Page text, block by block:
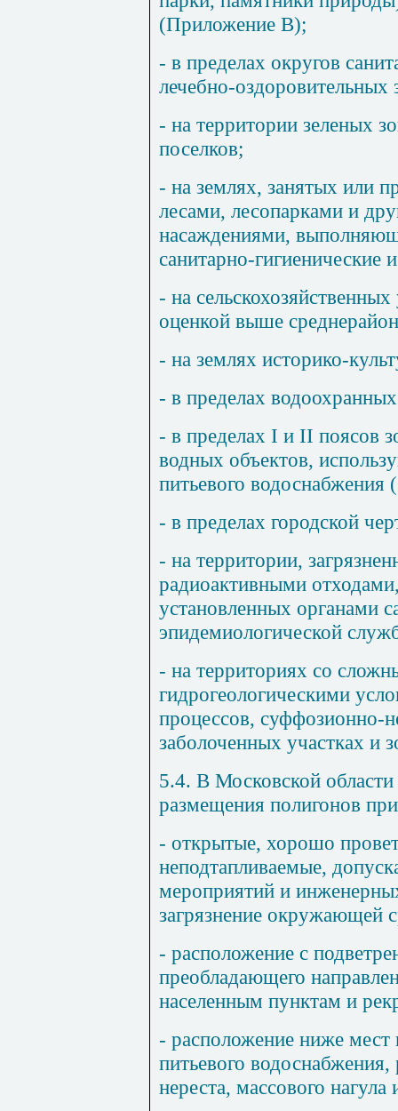
(Приложение В);
- в пределах округов
лечебно-оздоровительных
- на территории зеленых
поселков;
- на землях, занятых или
лесами, лесопарками и
насаждениями,
санитарно-гигиенические
- на
оценкой выше
- на землях историко-
- в пределах
- в пределах I и II поясов
водных объектов,
питьевого
- в пределах городской
- на территории,
радиоактивными
установленных органами
эпидемиологической
- на территориях со
гидрогеологическими
процессов, суффозионно-
заболоченных участках и
5.4. В Московской
размещения полигонов
- открытые, хорошо
неподтапливаемые,
мероприятий и
загрязнение
- расположение с
преобладающего
населенным пунктам и
- расположение ниже мест
питьевого
нереста, массового